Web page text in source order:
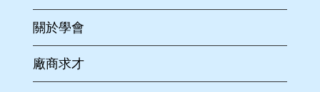
關於學會
廠商求才